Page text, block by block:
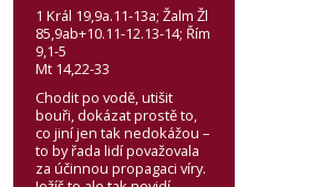
1 Král 19,9a.11-13a; Žalm Žl
85,9ab+10.11-12.13-14; Řím
9,1-5
Mt 14,22-33
Chodit po vodě, utišit
bouři, dokázat prostě to,
co jiní jen tak nedokážou –
to by řada lidí považovala
za účinnou propagaci víry.